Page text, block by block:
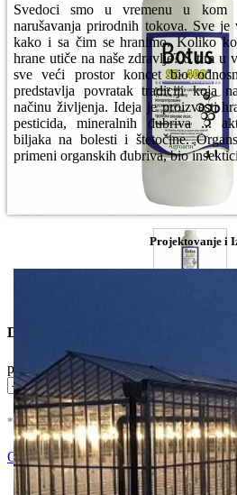
Svedoci smo u vremenu u kom
narušavanja prirodnih tokova. Sve je
kako i sa čim se hranimo. Koliko
hrane utiče na naše zdravlje? S tim u
sve veći prostor koncet bio
predstavlja povratak tradiciji koja
načinu življenja. Ideja je proizvesti
pesticida, mineralnih đubriva ...
biljaka na bolesti i štetočine.
primeni organskih đubriva, bio
Projektovanje i
Dostupne Opcije
pakovanje
* U cenu je uracunat PDV * Nema Na
Ocenite i napišite preporuku